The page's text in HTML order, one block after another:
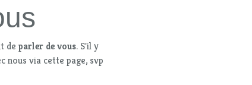
de parler de vous. S'il y
nous via cette page, svp